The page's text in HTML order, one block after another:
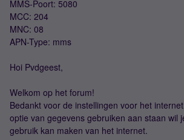
MMS-Poort: 5080
MCC: 204
MNC: 08
APN-Type: mms
Hoi Pvdgeest,
Welkom op het forum!
Bedankt voor de instellingen voor het
optie van gegevens gebruiken aan staan wil
gebruik kan maken van het internet.